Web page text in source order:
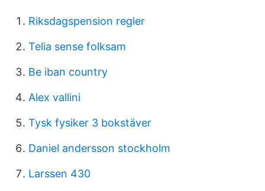
Riksdagspension regler
Telia sense folksam
Be iban country
Alex vallini
Tysk fysiker 3 bokstäver
Daniel andersson stockholm
Larssen 430